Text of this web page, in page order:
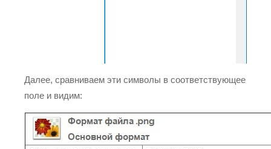
Далее, сравниваем эти символы в соответствующее
поле и видим: